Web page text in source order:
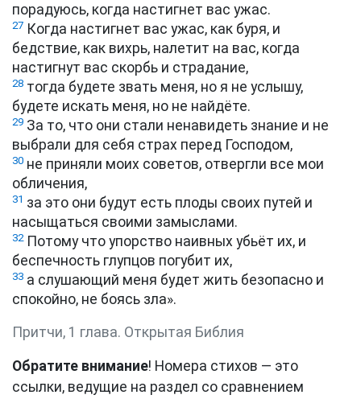
порадуюсь, когда настигнет вас ужас.
27 Когда настигнет вас ужас, как буря, и
бедствие, как вихрь, налетит на вас, когда
настигнут вас скорбь и страдание,
28 тогда будете звать меня, но я не услышу,
будете искать меня, но не найдёте.
29 За то, что они стали ненавидеть знание и не
выбрали для себя страх перед Господом,
30 не приняли моих советов, отвергли все мои
обличения,
31 за это они будут есть плоды своих путей и
насыщаться своими замыслами.
32Потому что упорство наивных убьёт их, и
беспечность глупцов погубит их,
33 а слушающий меня будет жить безопасно и
спокойно, не боясь зла».
Притчи, 1 глава. Открытая Библия
Обратите внимание! Номера стихов — это
ссылки, ведущие на раздел со сравнением